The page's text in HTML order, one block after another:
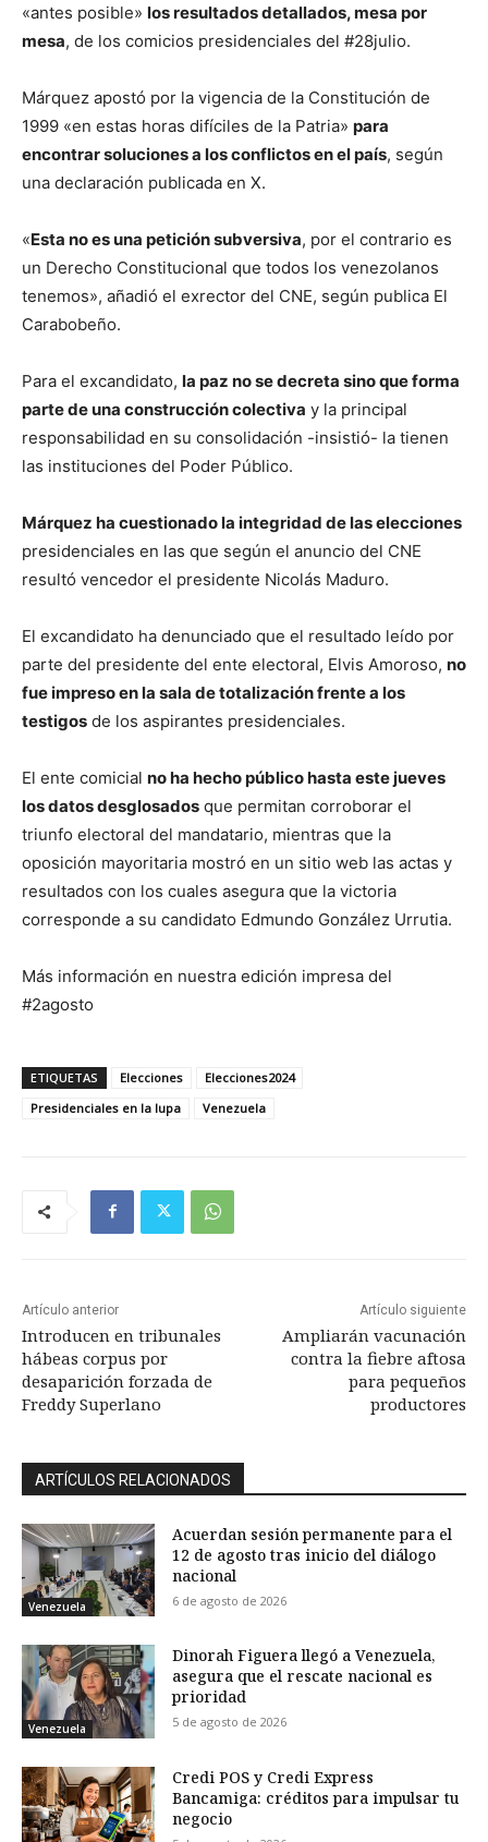
«antes posible» los resultados detallados, mesa por
mesa, de los comicios presidenciales del #28julio.
Márquez apostó por la vigencia de la Constitución de
1999 «en estas horas difíciles de la Patria» para
encontrar soluciones a los conflictos en el país, según
una declaración publicada en X.
«Esta no es una petición subversiva, por el contrario es
un Derecho Constitucional que todos los venezolanos
tenemos», añadió el exrector del CNE, según publica El
Carabobeño.
Para el excandidato, la paz no se decreta sino que forma
parte de una construcción colectiva y la principal
responsabilidad en su consolidación -insistió- la tienen
las instituciones del Poder Público.
Márquez ha cuestionado la integridad de las elecciones
presidenciales en las que según el anuncio del CNE
resultó vencedor el presidente Nicolás Maduro.
El excandidato ha denunciado que el resultado leído por
parte del presidente del ente electoral, Elvis Amoroso, no
fue impreso en la sala de totalización frente a los
testigos de los aspirantes presidenciales.
El ente comicial no ha hecho público hasta este jueves
los datos desglosados que permitan corroborar el
triunfo electoral del mandatario, mientras que la
oposición mayoritaria mostró en un sitio web las actas y
resultados con los cuales asegura que la victoria
corresponde a su candidato Edmundo González Urrutia.
Más información en nuestra edición impresa del
#2agosto
ETIQUETAS Elecciones
Elecciones2024
Presidenciales en la lupa
Venezuela
Artículo anterior
Introducen en tribunales
hábeas corpus por
desaparición forzada de
Freddy Superlano
Artículo siguiente
Ampliarán vacunación
contra la fiebre aftosa
para pequeños
productores
ARTÍCULOS RELACIONADOS
Venezuela
Acuerdan sesión permanente para el
12 de agosto tras inicio del diálogo
nacional
6 de agosto de 2026
Venezuela
Dinorah Figuera llegó a Venezuela,
asegura que el rescate nacional es
prioridad
5 de agosto de 2026
Credi POS y Credi Express
Bancamiga: créditos para impulsar tu
negocio